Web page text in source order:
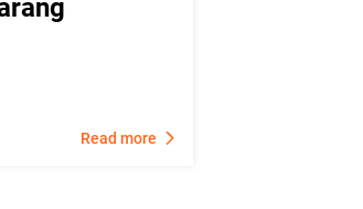
Read more